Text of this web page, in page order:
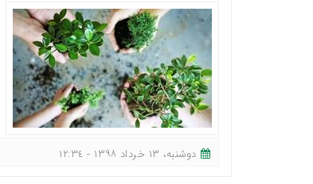
دوشنبه، ١٣ خرداد ١٣٩٨ - ١٢:٣٤